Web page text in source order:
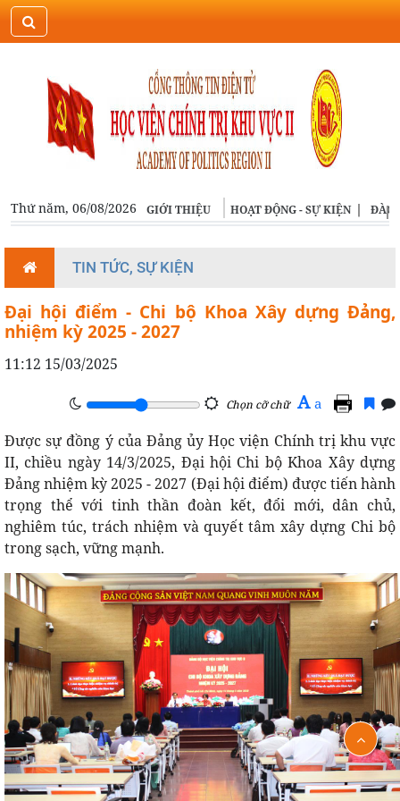
ĐĂNG NHẬP
Thứ năm, 06/08/2026 GIỚI THIỆU HOẠT ĐỘNG - SỰ KIỆN ĐÀO
TIN TỨC, SỰ KIỆN
Đại hội điểm - Chi bộ Khoa Xây dựng Đảng,
nhiệm kỳ 2025 - 2027
11:12 15/03/2025
Chọn cỡ chữ A a
Được sự đồng ý của Đảng ủy Học viện Chính trị khu vực
II, chiều ngày 14/3/2025, Đại hội Chi bộ Khoa Xây dựng
Đảng nhiệm kỳ 2025 - 2027 (Đại hội điểm) được tiến hành
trọng thể với tinh thần đoàn kết, đổi mới, dân chủ,
nghiêm túc, trách nhiệm và quyết tâm xây dựng Chi bộ
trong sạch, vững mạnh.